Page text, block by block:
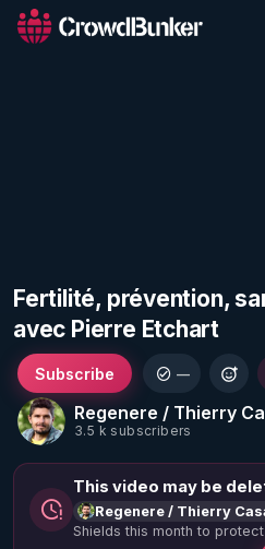
Fertilité, prévention,
avec Pierre Etchart
Regenere / Thierry
3.5 k subscribers
Subscribe —
This video may be
Regenere / Thierry
Shields this month to